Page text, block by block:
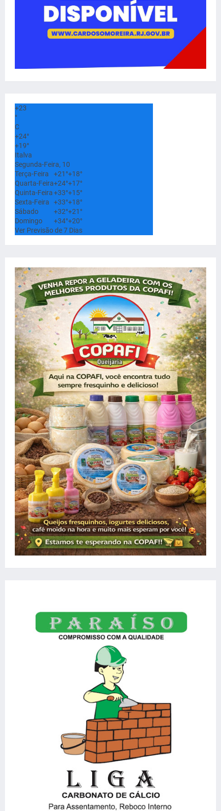
+23
°
C
+24°
+19°
Italva
Segunda-Feira, 10
Terça-Feira
+21°+18°
Quarta-Feira+24°+17°
Quinta-Feira+33°+15°
Sexta-Feira
+33°+18°
Sábado
+32°+21°
Domingo
+34°+20°
Ver Previsão de 7 Dias